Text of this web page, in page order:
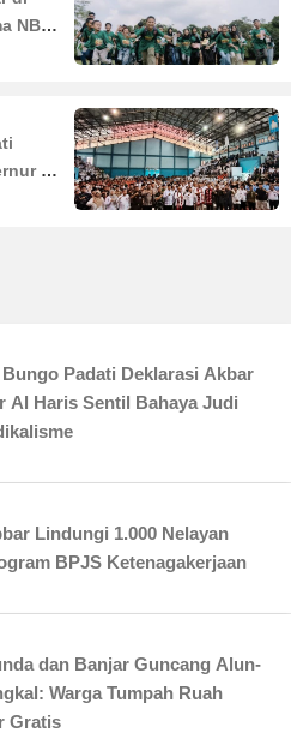
NBT
Al
Padati Deklarasi Akbar
Al Haris Sentil Bahaya Judi
Lindungi 1.000 Nelayan
BPJS Ketenagakerjaan
dan Banjar Guncang Alun-
Warga Tumpah Ruah
Gratis